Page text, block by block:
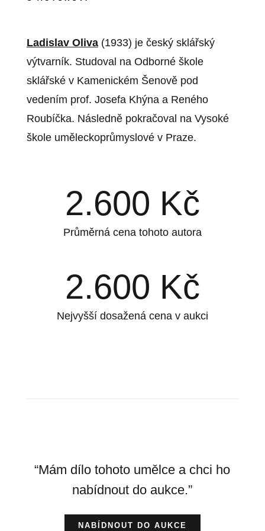
Ladislav Oliva(1933) je český sklářský
výtvarník. Studoval na Odborné škole
sklářské v Kamenickém Šenově pod
vedením prof. Josefa Khýna a Reného
Roubíčka. Následně pokračoval na Vysoké
škole uměleckoprůmyslové v Praze.
2.600 Kč
Průměrná cena tohoto autora
2.600 Kč
Nejvyšší dosažená cena v aukci
“Mám dílo tohoto umělce a chci ho
nabídnout do aukce.”
NABÍDNOUT DO AUKCE